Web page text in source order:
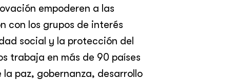
empoderen a las
con los grupos de interés
social y la protección del
trabaja en más de 90 países
paz, gobernanza, desarrollo